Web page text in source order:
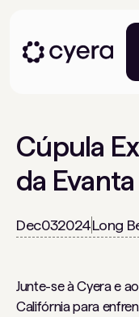
Cúpula
da
Dec032024Long
Junte-se à Cyera e
Califórnia para